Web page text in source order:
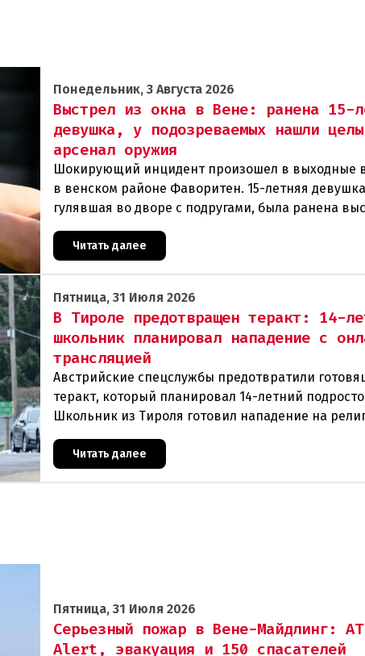
Понедельник, 3 Августа 2026
Выстрел из окна в Вене: ранена 15-
девушка, у подозреваемых нашли
арсенал оружия
Шокирующий инцидент произошел в выходные
в венском районе Фаворитен. 15-летняя
гулявшая во дворе с подругами, была ранена
из пневматического оружия. Полиция задержала
Читать далее
Пятница, 31 Июля 2026
В Тироле предотвращен теракт: 14-
школьник планировал нападение с
трансляцией
Австрийские спецслужбы предотвратили
теракт, который планировал 14-летний
Школьник из Тироля готовил нападение на
учреждения и намеревался транслировать свои
Читать далее
Пятница, 31 Июля 2026
Серьезный пожар в Вене-Майдлинг:
Alert, эвакуация и 150 спасателей